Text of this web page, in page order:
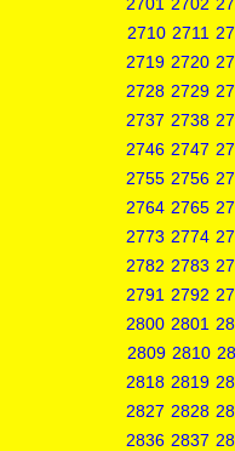
2710 2711
2719 2720
2728 2729
2737 2738
2746 2747
2755 2756
2764 2765
2773 2774
2782 2783
2791 2792
2800 2801
2809 2810
2818 2819
2827 2828
2836 2837